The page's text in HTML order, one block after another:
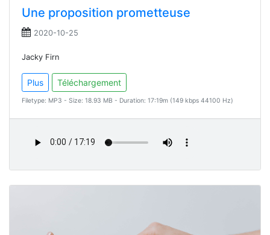
Une proposition prometteuse
2020-10-25
Jacky Firn
Plus Téléchargement
Filetype: MP3 - Size: 18.93 MB - Duration: 17:19m (149 kbps 44100 Hz)